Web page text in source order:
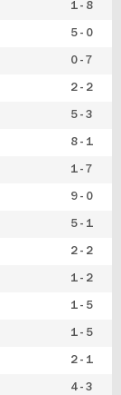
1 - 8
5 - 0
0 - 7
2 - 2
5 - 3
8 - 1
1 - 7
9 - 0
5 - 1
2 - 2
1 - 2
1 - 5
1 - 5
2 - 1
4 - 3